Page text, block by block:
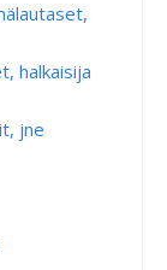
halkaisija
jne